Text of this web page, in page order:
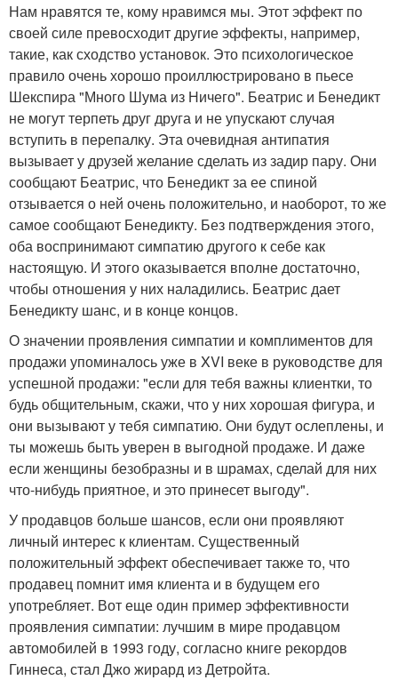
Нам нравятся те, кому нравимся мы. Этот эффект по
своей силе превосходит другие эффекты, например,
такие, как сходство установок. Это психологическое
правило очень хорошо проиллюстрировано в пьесе
Шекспира "Много Шума из Ничего". Беатрис и Бенедикт
не могут терпеть друг друга и не упускают случая
вступить в перепалку. Эта очевидная антипатия
вызывает у друзей желание сделать из задир пару. Они
сообщают Беатрис, что Бенедикт за ее спиной
отзывается о ней очень положительно, и наоборот, то же
самое сообщают Бенедикту. Без подтверждения этого,
оба воспринимают симпатию другого к себе как
настоящую. И этого оказывается вполне достаточно,
чтобы отношения у них наладились. Беатрис дает
Бенедикту шанс, и в конце концов.
О значении проявления симпатии и комплиментов для
продажи упоминалось уже в XVI веке в руководстве для
успешной продажи: "если для тебя важны клиентки, то
будь общительным, скажи, что у них хорошая фигура, и
они вызывают у тебя симпатию. Они будут ослеплены, и
ты можешь быть уверен в выгодной продаже. И даже
если женщины безобразны и в шрамах, сделай для них
что-нибудь приятное, и это принесет выгоду".
У продавцов больше шансов, если они проявляют
личный интерес к клиентам. Существенный
положительный эффект обеспечивает также то, что
продавец помнит имя клиента и в будущем его
употребляет. Вот еще один пример эффективности
проявления симпатии: лучшим в мире продавцом
автомобилей в 1993 году, согласно книге рекордов
Гиннеса, стал Джо жирард из Детройта.